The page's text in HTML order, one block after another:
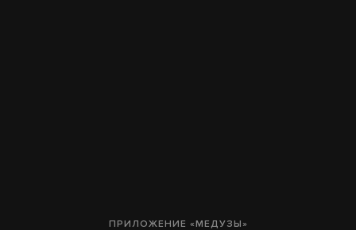
ПРИЛОЖЕНИЕ «МЕДУЗЫ»